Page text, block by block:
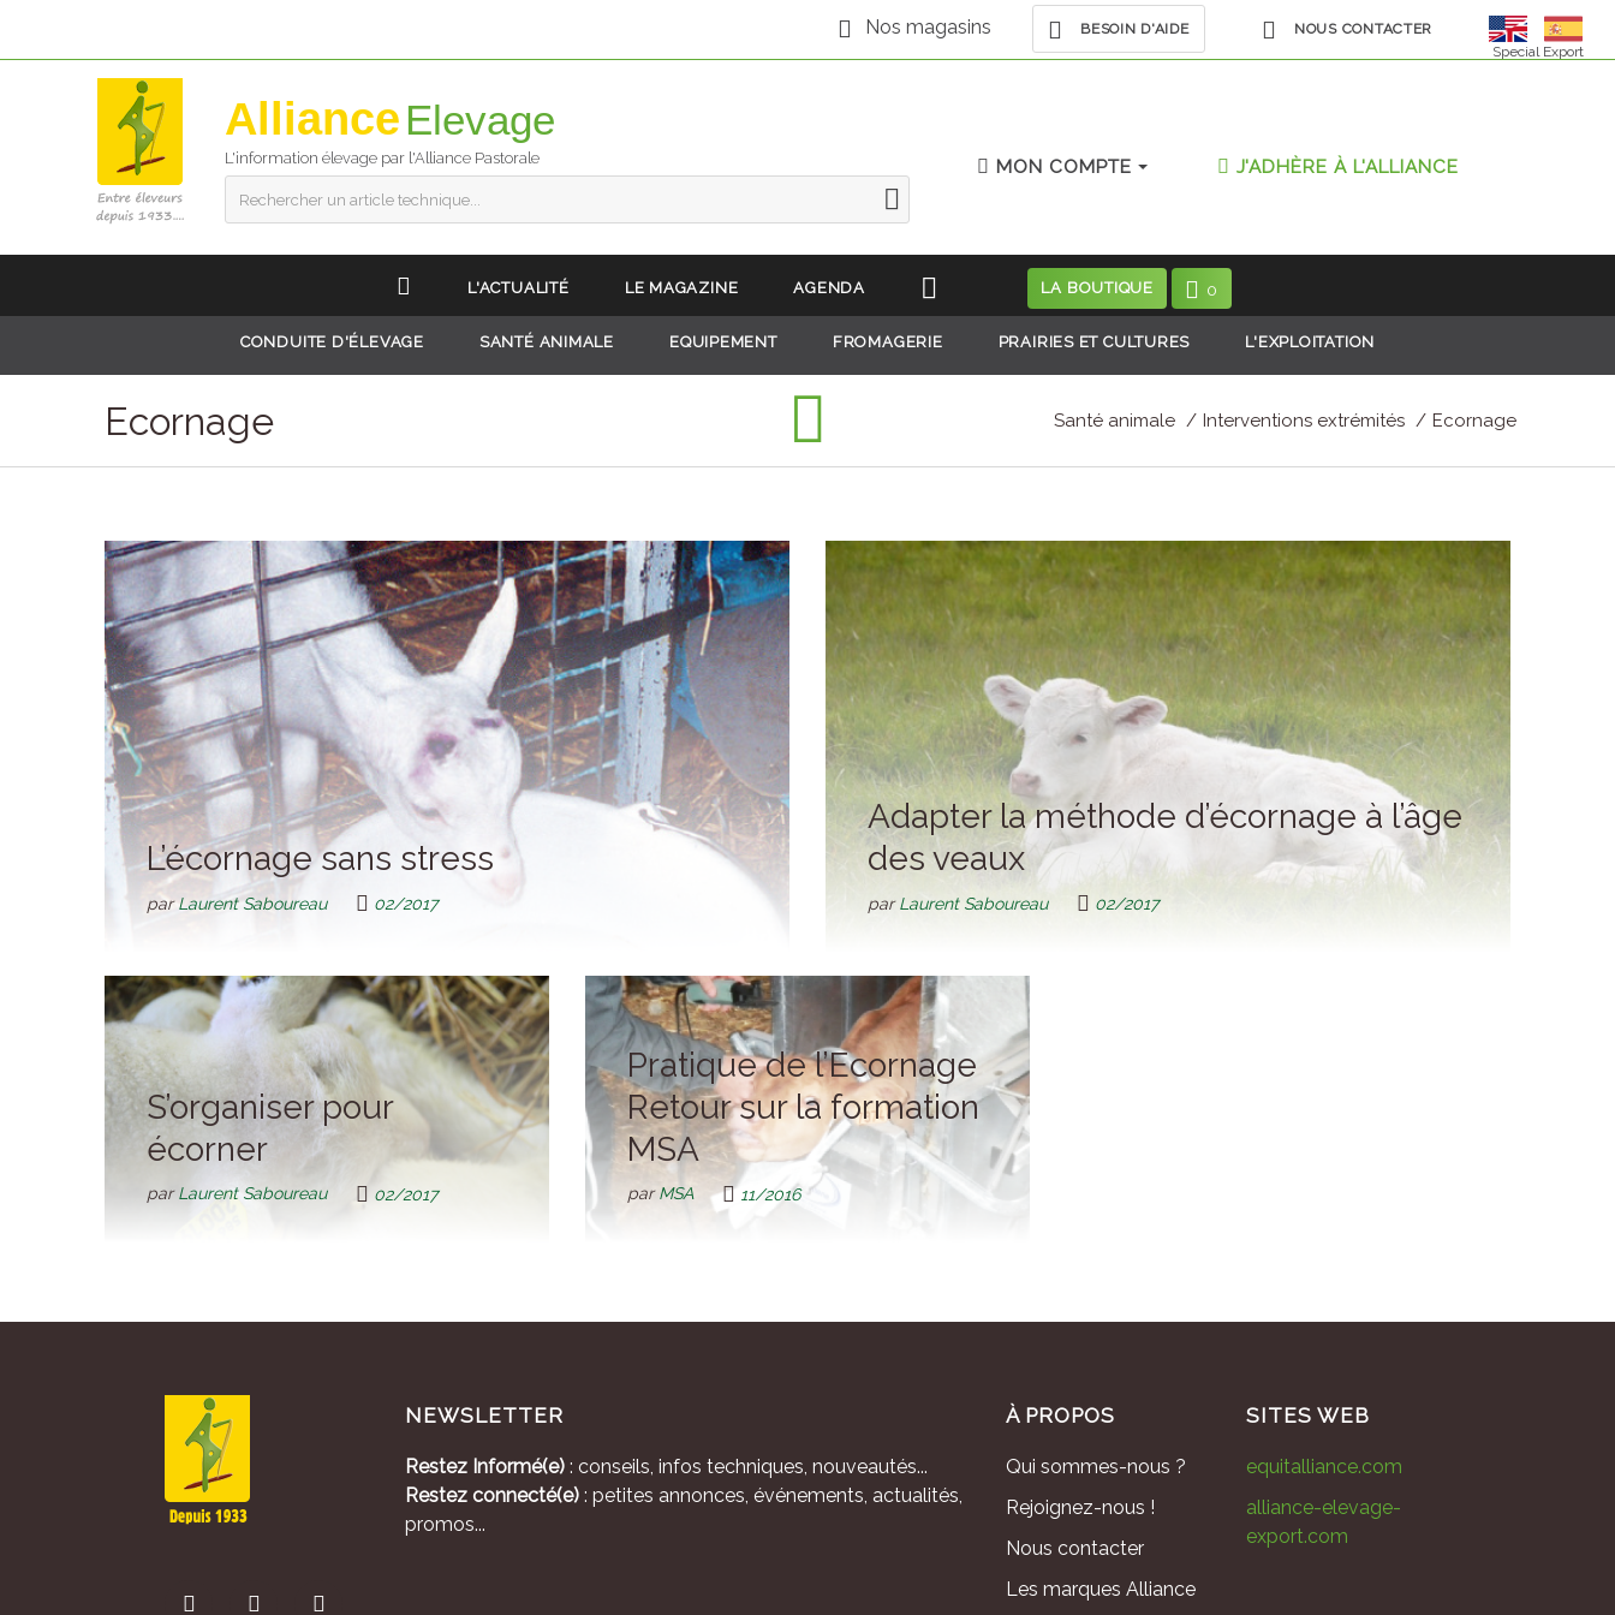
Nos magasins BESOIN D'AIDE
NOUS CONTACTER
Special Export
Alliance
L'information élevage par l'Alliance Pastorale
Rechercher un article technique...
MON COMPTE J'ADHÈRE À L'ALLIANCE
L'ACTUALITÉ LE MAGAZINE AGENDA LA BOUTIQUE 0
CONDUITE D'ÉLEVAGE SANTÉ ANIMALE EQUIPEMENT FROMAGERIE PRAIRIES ET CULTURES L'EXPLOITATION
Ecornage Santé animale Interventions extrémités Ecornage
L’écornage sans stress
parLaurent Saboureau 02/2017
Adapter la méthode d’écornage à l’âge
des veaux
parLaurent Saboureau 02/2017
S’organiser pour
écorner
parLaurent Saboureau 02/2017
Pratique de l’Ecornage
Retour sur la formation
MSA
parMSA 11/2016
À PROPOS
Qui sommes-nous ?
Rejoignez-nous !
Nous contacter
Les marques Alliance
SITES WEB
equitalliance.com
alliance-elevage-
export.com
NEWSLETTER
Restez Informé(e) : conseils, infos techniques, nouveautés...
Restez connecté(e) : petites annonces, événements, actualités,
promos...